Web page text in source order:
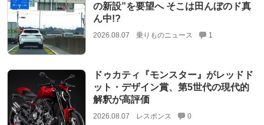
の新設”を要望へ そこは田んぼのド真
ん中!?
2026.08.07 乗りものニュース 1
ドゥカティ『モンスター』がレッドド
ット・デザイン賞、第5世代の現代的
解釈が高評価
2026.08.07 レスポンス 0